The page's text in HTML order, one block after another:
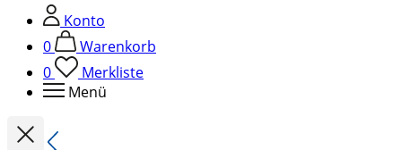
Konto
0
Warenkorb
0
Merkliste
Menü